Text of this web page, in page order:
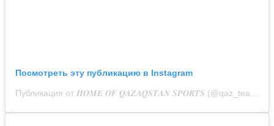
Посмотреть эту публикацию в Instagram